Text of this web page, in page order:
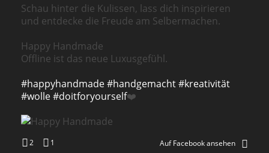
Schau hinter die Kulissen, lass dich inspirieren
und entdecke die Freude am Selbermachen.
Happy Handmade
Offline ist das neue Luxusgefühl.
#happyhandmade#handgemacht#kreativität
#wolle#doitforyourself❤️
2 1 Auf Facebook ansehen